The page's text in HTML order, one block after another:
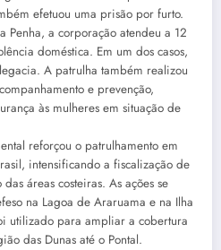
efetuou uma prisão por furto.
Penha, a corporação atendeu a 12
doméstica. Em um dos casos,
A patrulha também realizou
e prevenção,
às mulheres em situação de
reforçou o patrulhamento em
intensificando a fiscalização de
áreas costeiras. As ações se
na Lagoa de Araruama e na Ilha
utilizado para ampliar a cobertura
das Dunas até o Pontal.